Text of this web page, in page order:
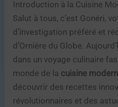
Introduction à la Cuisine
Salut à tous, c’est Gonéri,
d’investigation préféré et
d’Ornière du Globe.
dans un voyage culinaire
monde de la cuisine
découvrir des recettes
révolutionnaires et des